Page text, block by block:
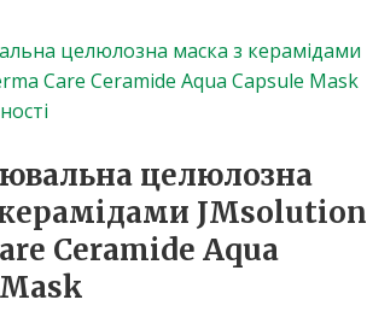
целюлозна
JMsolution
Ceramide Aqua